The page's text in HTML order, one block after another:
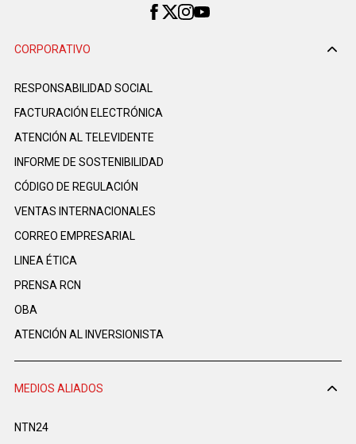
CORPORATIVO
RESPONSABILIDAD SOCIAL
FACTURACIÓN ELECTRÓNICA
ATENCIÓN AL TELEVIDENTE
INFORME DE SOSTENIBILIDAD
CÓDIGO DE REGULACIÓN
VENTAS INTERNACIONALES
CORREO EMPRESARIAL
LINEA ÉTICA
PRENSA RCN
OBA
ATENCIÓN AL INVERSIONISTA
MEDIOS ALIADOS
NTN24